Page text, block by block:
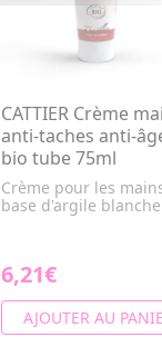
CATTIER Crème
anti-taches anti-
bio tube 75ml
Crème pour les
base d'argile
6,21€
AJOUTER AU